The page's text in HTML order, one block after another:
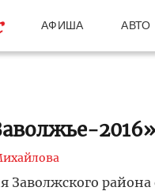
АФИША АВТО
2016»
района